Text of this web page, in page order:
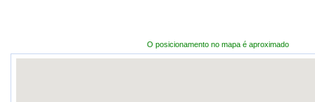
O posicionamento no mapa é aproximado